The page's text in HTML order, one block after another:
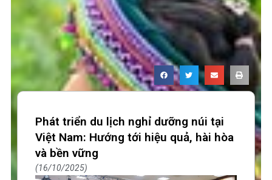
Phát triển du lịch nghỉ dưỡng núi tại
Việt Nam: Hướng tới hiệu quả, hài hòa
và bền vững
16/10/2025